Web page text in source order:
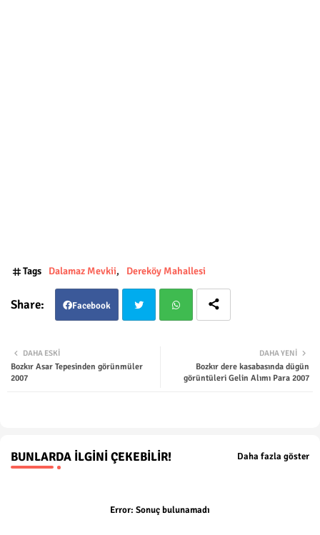
Tags Dalamaz Mevkii Dereköy Mahallesi
Facebook
ter
DAHA YENI
Bozkır dere kasabasında dügün
görüntüleri Gelin Alımı Para 2007
DAHA ESKI
Bozkır Asar Tepesinden görünmüler
2007
BUNLARDA İLGINI ÇEKEBILIR! Daha fazla göster
Error: Sonuç bulunamadı